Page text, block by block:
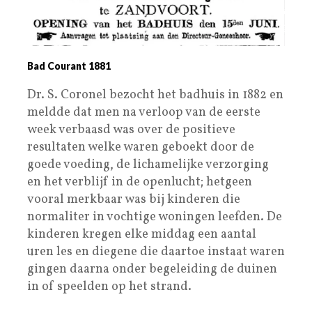
Bad Courant 1881
Dr. S. Coronel bezocht het badhuis in 1882 en
meldde dat men na verloop van de eerste
week verbaasd was over de positieve
resultaten welke waren geboekt door de
goede voeding, de lichamelijke verzorging
en het verblijf in de openlucht; hetgeen
vooral merkbaar was bij kinderen die
normaliter in vochtige woningen leefden. De
kinderen kregen elke middag een aantal
uren les en diegene die daartoe instaat waren
gingen daarna onder begeleiding de duinen
in of speelden op het strand.